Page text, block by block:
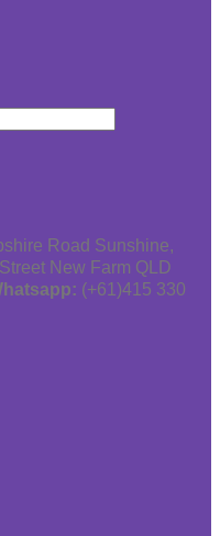
Road Sunshine,
New Farm QLD
(+61)415 330